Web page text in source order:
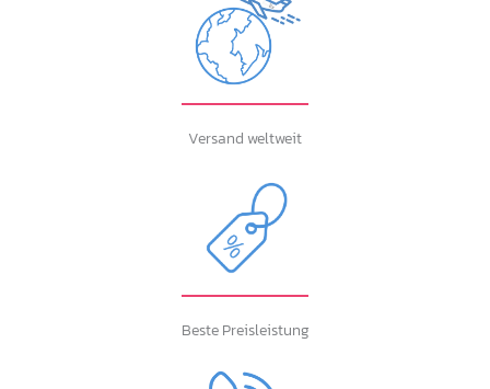
Versand weltweit
Beste Preisleistung